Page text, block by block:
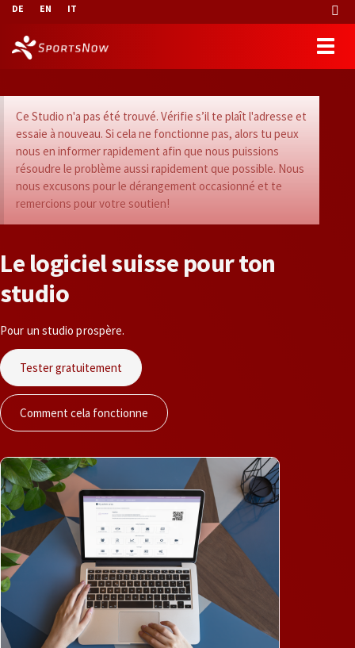
DE EN IT
Ce Studio n'a pas été trouvé. Vérifie s’il te plaît l'adresse et
essaie à nouveau. Si cela ne fonctionne pas, alors tu peux
nous en informer rapidement afin que nous puissions
résoudre le problème aussi rapidement que possible. Nous
nous excusons pour le dérangement occasionné et te
remercions pour votre soutien!
Le logicielsuisse pourton
studio
Pour un studio prospère.
Tester gratuitement
Comment cela fonctionne